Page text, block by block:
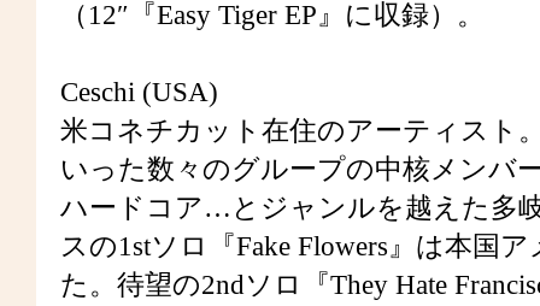
（12″『Easy Tiger EP』に収録）。
Ceschi (USA)
米コネチカット在住のアーティスト。
いった数々のグループの中核メンバ
ハードコア…とジャンルを越えた多
スの1stソロ『Fake Flowers』は本国
た。待望の2ndソロ『They Hate